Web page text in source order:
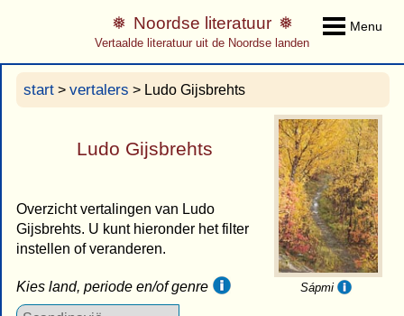
Menu
Noordse literatuur
Vertaalde literatuur uit de Noordse landen
start > vertalers > Ludo Gijsbrehts
Sápmi
Ludo Gijsbrehts
Overzicht vertalingen van Ludo
Gijsbrehts. U kunt hieronder het filter
instellen of veranderen.
Kies land, periode en/of genre